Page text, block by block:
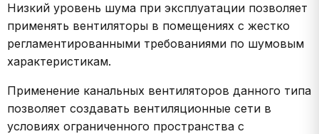
Низкий уровень шума при эксплуатации позволяет
применять вентиляторы в помещениях с жестко
регламентированными требованиями по шумовым
характеристикам.
Применение канальных вентиляторов данного типа
позволяет создавать вентиляционные сети в
условиях ограниченного пространства с